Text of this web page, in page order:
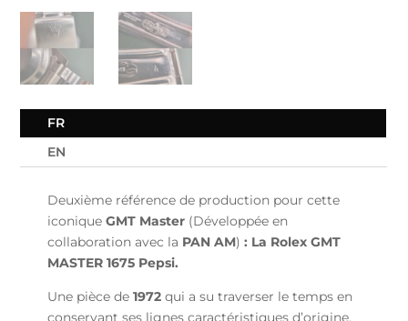
FR
EN
Deuxième référence de production pour cette
iconiqueGMT Master (Développée en
collaboration avec la PAN AM): La Rolex GMT
MASTER 1675 Pepsi.
Une pièce de1972 qui a su traverser le temps en
conservant ses lignes caractéristiques d’origine.